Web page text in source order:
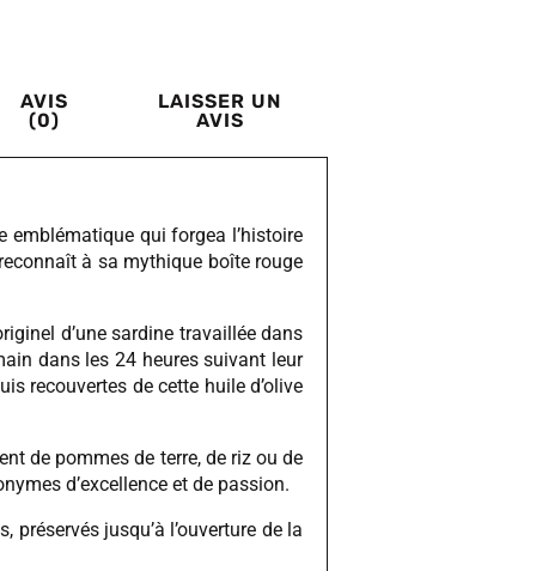
AVIS
(0)
LAISSER UN
AVIS
emblématique qui forgea l’histoire
à sa mythique boîte rouge
d’une sardine travaillée dans
dans les 24 heures suivant leur
recouvertes de cette huile d’olive
de pommes de terre, de riz ou de
d’excellence et de passion.
jusqu’à l’ouverture de la